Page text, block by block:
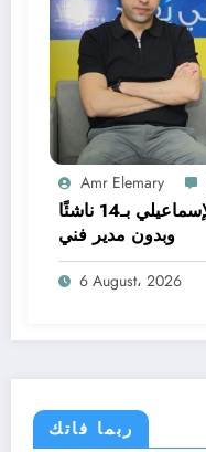
Amr Elemary
أسبوع على غلق القيد.. الإسماعيلي بـ14 ناشئًا
وبدون مدير فني
6 August، 2026
ربما فاتك